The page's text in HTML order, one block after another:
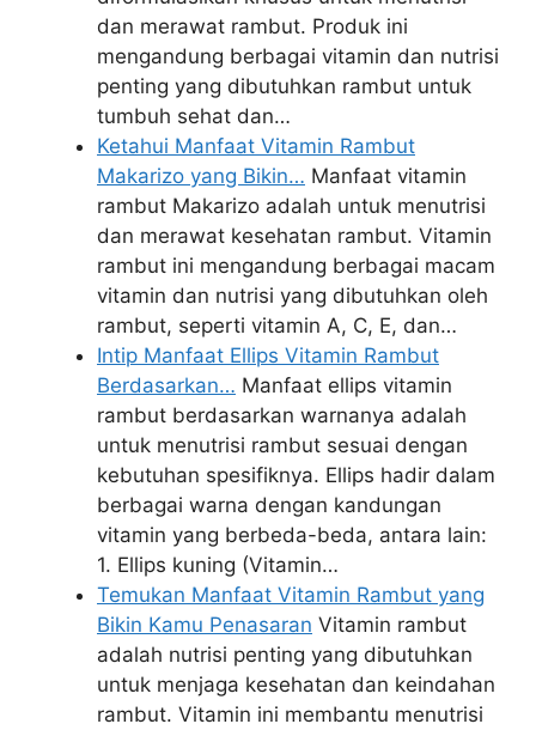
dan merawat rambut. Produk ini
mengandung berbagai vitamin dan nutrisi
penting yang dibutuhkan rambut untuk
tumbuh sehat dan…
Ketahui Manfaat Vitamin Rambut
Makarizo yang Bikin… Manfaat vitamin
rambut Makarizo adalah untuk menutrisi
dan merawat kesehatan rambut. Vitamin
rambut ini mengandung berbagai macam
vitamin dan nutrisi yang dibutuhkan oleh
rambut, seperti vitamin A, C, E, dan…
Intip Manfaat Ellips Vitamin Rambut
Berdasarkan… Manfaat ellips vitamin
rambut berdasarkan warnanya adalah
untuk menutrisi rambut sesuai dengan
kebutuhan spesifiknya. Ellips hadir dalam
berbagai warna dengan kandungan
vitamin yang berbeda-beda, antara lain:
1. Ellips kuning (Vitamin…
Temukan Manfaat Vitamin Rambut yang
Bikin Kamu Penasaran Vitamin rambut
adalah nutrisi penting yang dibutuhkan
untuk menjaga kesehatan dan keindahan
rambut. Vitamin ini membantu menutrisi